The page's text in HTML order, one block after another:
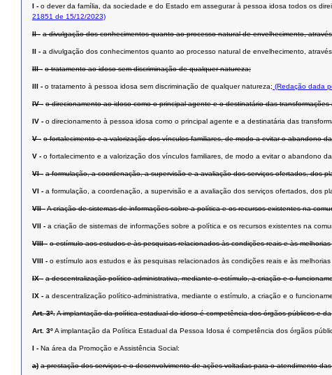
I - o dever da família, da sociedade e do Estado em assegurar à pessoa idosa todos os
21851 de 15/12/2023)
II - a divulgação dos conhecimentos quanto ao processo natural de envelhecimento,
II - a divulgação dos conhecimentos quanto ao processo natural de envelhecimento,
III - o tratamento ao idoso sem discriminação de qualquer natureza;
III - o tratamento à pessoa idosa sem discriminação de qualquer natureza; (Redação dada
IV - o direcionamento ao idoso como o principal agente e o destinatário das
IV - o direcionamento à pessoa idosa como o principal agente e a destinatária das
V - o fortalecimento e a valorização dos vínculos familiares, de modo a evitar o abandono
V - o fortalecimento e a valorização dos vínculos familiares, de modo a evitar o abandono
VI - a formulação, a coordenação, a supervisão e a avaliação dos serviços ofertados, dos
VI - a formulação, a coordenação, a supervisão e a avaliação dos serviços ofertados, dos
VII -A criação de sistemas de informações sobre a política e os recursos existentes na
VII - a criação de sistemas de informações sobre a política e os recursos existentes na
VIII - o estímulo aos estudos e às pesquisas relacionados às condições reais e às
VIII - o estímulo aos estudos e às pesquisas relacionados às condições reais e às
IX - a descentralização político-administrativa, mediante o estímulo, a criação e o
IX - a descentralização político-administrativa, mediante o estímulo, a criação e o
Art. 3º.A implantação da política estadual do idoso é competência dos órgãos públicos e
Art. 3ºA implantação da Política Estadual da Pessoa Idosa é competência dos órgãos
I - Na área da Promoção e Assistência Social:
a) a prestação dos serviços e o desenvolvimento de ações voltadas para o atendimento